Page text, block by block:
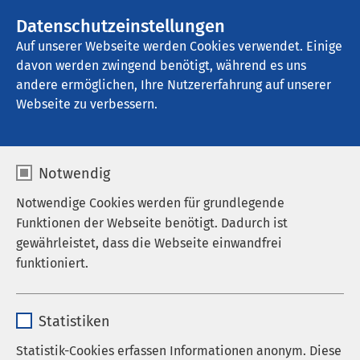
Datenschutzeinstellungen
Auf unserer Webseite werden Cookies verwendet. Einige
davon werden zwingend benötigt, während es uns
andere ermöglichen, Ihre Nutzererfahrung auf unserer
Webseite zu verbessern.
Notwendig
Notwendige Cookies werden für grundlegende
Funktionen der Webseite benötigt. Dadurch ist
gewährleistet, dass die Webseite einwandfrei
funktioniert.
Anbieter sgalinski
Statistiken
Statistik-Cookies erfassen Informationen anonym. Diese
AMEOS Poliklinikum Halberstadt
Sport mit Hüft- und
Knieprothese
11.06.2026|17:30 bis18:30
Bewegung trotz künstlichem Gelenk? Ja – aber